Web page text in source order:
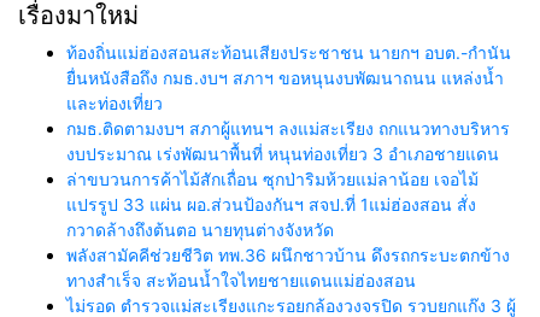
เรื่องมาใหม่
ท้องถิ่นแม่ฮ่องสอนสะท้อนเสียงประชาชน นายกฯ อบต.-กำนัน
ยื่นหนังสือถึง กมธ.งบฯ สภาฯ ขอหนุนงบพัฒนาถนน แหล่งน้ำ
และท่องเที่ยว
กมธ.ติดตามงบฯ สภาผู้แทนฯ ลงแม่สะเรียง ถกแนวทางบริหาร
งบประมาณ เร่งพัฒนาพื้นที่ หนุนท่องเที่ยว 3 อำเภอชายแดน
ล่าขบวนการค้าไม้สักเถื่อน ซุกป่าริมห้วยแม่ลาน้อย เจอไม้
แปรรูป 33 แผ่น ผอ.ส่วนป้องกันฯ สจป.ที่ 1แม่ฮ่องสอน สั่ง
กวาดล้างถึงต้นตอ นายทุนต่างจังหวัด
พลังสามัคคีช่วยชีวิต ทพ.36 ผนึกชาวบ้าน ดึงรถกระบะตกข้าง
ทางสำเร็จ สะท้อนน้ำใจไทยชายแดนแม่ฮ่องสอน
ไม่รอด ตำรวจแม่สะเรียงแกะรอยกล้องวงจรปิด รวบยกแก๊ง 3 ผู้